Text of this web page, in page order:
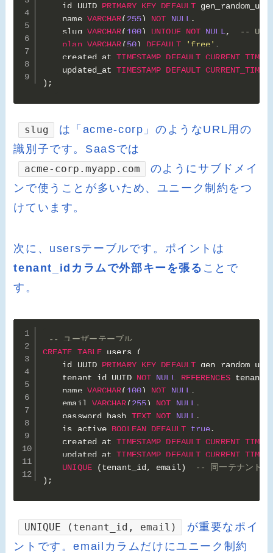
    id UUID
PRIMARY KEY DEFAULT
    name
VARCHAR( 255) NOT NULL ,
    slug
VARCHAR( 100) UNIQUE NOT NULL,
-- URL
plan VARCHAR(50) DEFAULT 'free' ,
    created_at
TIMESTAMP DEFAULT
    updated_at
TIMESTAMP DEFAULT
) ;
slug
は「acme-corp」のようなURL用の
識別子です。SaaSでは
acme-corp.myapp.com
のようにサブドメイ
ンで使うことが多いため、ユニーク制約をつ
けています。
次に、usersテーブルです。ポイントは
tenant_idカラムで外部キーを張る ことで
す。
-- ユーザーテーブル
CREATE TABLE users
(
    id UUID
PRIMARY KEY DEFAULT
    tenant_id UUID
NOT NULL REFERENCES tenants
    name
VARCHAR( 100) NOT NULL ,
    email
VARCHAR(255) NOT NULL ,
    password_hash
TEXT NOT NULL ,
    is_active
BOOLEAN DEFAULT true,
    created_at
TIMESTAMP DEFAULT
    updated_at
TIMESTAMP DEFAULT
UNIQUE
(tenant_id , email)
-- 同一テナント内
) ;
UNIQUE (tenant_id, email)
が重要なポイ
ントです。emailカラムだけにユニーク制約